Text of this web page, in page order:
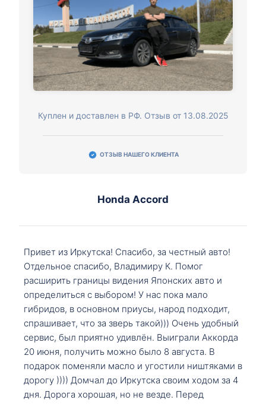
Куплен и доставлен в РФ. Отзыв от 13.08.2025
ОТЗЫВ НАШЕГО КЛИЕНТА
Honda Accord
Привет из Иркутска! Спасибо, за честный авто!
Отдельное спасибо, Владимиру К. Помог
расширить границы видения Японских авто и
определиться с выбором! У нас пока мало
гибридов, в основном приусы, народ подходит,
спрашивает, что за зверь такой))) Очень удобный
сервис, был приятно удивлён. Выиграли Аккорда
20 июня, получить можно было 8 августа. В
подарок поменяли масло и угостили ништяками в
дорогу )))) Домчал до Иркутска своим ходом за 4
дня. Дорога хорошая, но не везде. Перед